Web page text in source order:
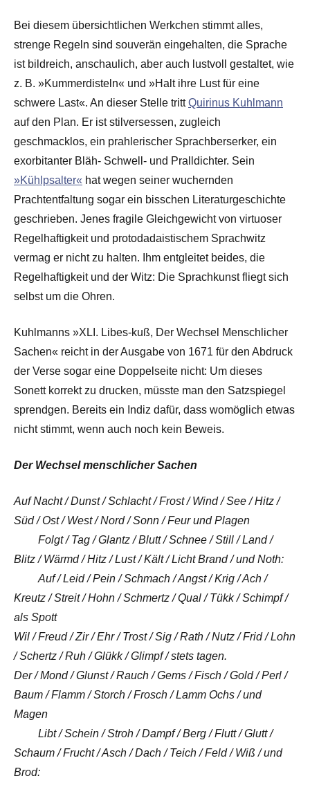
Bei diesem übersichtlichen Werkchen stimmt alles,
strenge Regeln sind souverän eingehalten, die Sprache
ist bildreich, anschaulich, aber auch lustvoll gestaltet, wie
z. B. »Kummerdisteln« und »Halt ihre Lust für eine
schwere Last«. An dieser Stelle trittQuirinus Kuhlmann
auf den Plan. Er ist stilversessen, zugleich
geschmacklos, ein prahlerischer Sprachberserker, ein
exorbitanter Bläh- Schwell- und Pralldichter. Sein
»Kühlpsalter« hat wegen seiner wuchernden
Prachtentfaltung sogar ein bisschen Literaturgeschichte
geschrieben. Jenes fragile Gleichgewicht von virtuoser
Regelhaftigkeit und protodadaistischem Sprachwitz
vermag er nicht zu halten. Ihm entgleitet beides, die
Regelhaftigkeit und der Witz: Die Sprachkunst fliegt sich
selbst um die Ohren.
Kuhlmanns »XLI. Libes-kuß, Der Wechsel Menschlicher
Sachen« reicht in der Ausgabe von 1671 für den Abdruck
der Verse sogar eine Doppelseite nicht: Um dieses
Sonett korrekt zu drucken, müsste man den Satzspiegel
sprendgen. Bereits ein Indiz dafür, dass womöglich etwas
nicht stimmt, wenn auch noch kein Beweis.
Der Wechsel menschlicher Sachen
Auf Nacht / Dunst / Schlacht / Frost / Wind / See / Hitz /
Süd / Ost / West / Nord / Sonn / Feur und Plagen
Folgt / Tag / Glantz / Blutt / Schnee / Still / Land /
Blitz / Wärmd / Hitz / Lust / Kält / Licht Brand / und Noth:
Auf / Leid / Pein / Schmach / Angst / Krig / Ach /
Kreutz / Streit / Hohn / Schmertz / Qual / Tükk / Schimpf /
als Spott
Wil / Freud / Zir / Ehr / Trost / Sig / Rath / Nutz / Frid / Lohn
/ Schertz / Ruh / Glükk / Glimpf / stets tagen.
Der / Mond / Glunst / Rauch / Gems / Fisch / Gold / Perl /
Baum / Flamm / Storch / Frosch / Lamm Ochs / und
Magen
Libt / Schein / Stroh / Dampf / Berg / Flutt / Glutt /
Schaum / Frucht / Asch / Dach / Teich / Feld / Wiß / und
Brod: